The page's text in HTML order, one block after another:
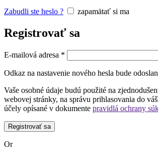
Zabudli ste heslo ? zapamätať si ma
Registrovať sa
E-mailová adresa *
Odkaz na nastavenie nového hesla bude
Vaše osobné údaje budú použité na
webovej stránky, na správu prihlasovania do
účely opísané v dokumente pravidlá ochrany
Registrovať sa
Or